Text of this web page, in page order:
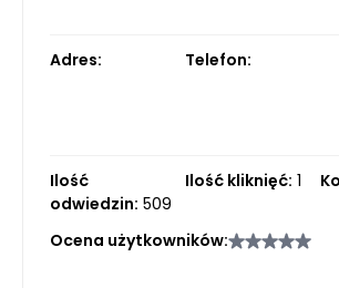
Adres: Telefon:
Ilość
odwiedzin: 509
Ilość kliknięć: 1
Ocena użytkowników: